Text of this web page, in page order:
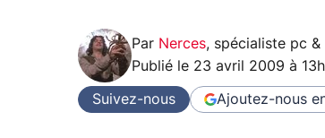
Par Nerces, spécialiste pc &
Publié le 23 avril 2009 à
Suivez-nous Ajoutez-nous